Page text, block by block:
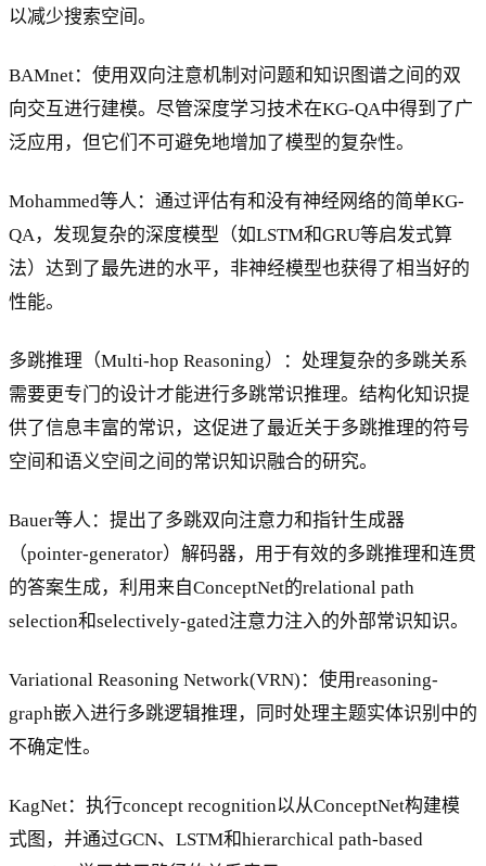
以减少搜索空间。
BAMnet：使用双向注意机制对问题和知识图谱之间的双
向交互进行建模。尽管深度学习技术在KG-QA中得到了广
泛应用，但它们不可避免地增加了模型的复杂性。
Mohammed等人：通过评估有和没有神经网络的简单KG-
QA，发现复杂的深度模型（如LSTM和GRU等启发式算
法）达到了最先进的水平，非神经模型也获得了相当好的
性能。
多跳推理（Multi-hop Reasoning）：处理复杂的多跳关系
需要更专门的设计才能进行多跳常识推理。结构化知识提
供了信息丰富的常识，这促进了最近关于多跳推理的符号
空间和语义空间之间的常识知识融合的研究。
Bauer等人：提出了多跳双向注意力和指针生成器
（pointer-generator）解码器，用于有效的多跳推理和连贯
的答案生成，利用来自ConceptNet的relational path
selection和selectively-gated注意力注入的外部常识知识。
Variational Reasoning Network(VRN)：使用reasoning-
graph嵌入进行多跳逻辑推理，同时处理主题实体识别中的
不确定性。
KagNet：执行concept recognition以从ConceptNet构建模
式图，并通过GCN、LSTM和hierarchical path-based